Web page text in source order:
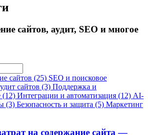
сайтов, аудит, SEO и многое
сайтов (25) SEO и поисковое
сайтов (3) Поддержка и
(12) Интеграции и автоматизация (12) AI-
(3) Безопасность и защита (5) Маркетинг
на содержание сайта —